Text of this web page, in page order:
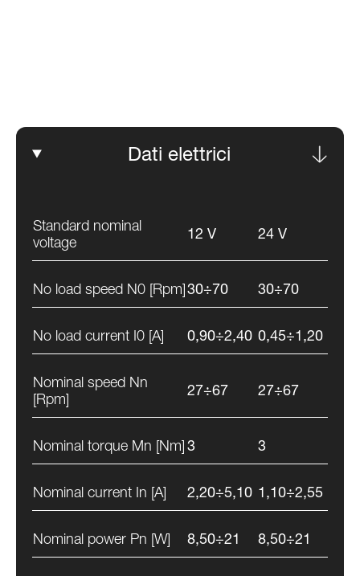
Dati elettrici
Standard nominal
voltage
12 V 24 V
No load speed N0 [Rpm]30÷70 30÷70
No load current I0 [A] 0,90÷2,40 0,45÷1,20
Nominal speed Nn
[Rpm]
27÷67 27÷67
Nominal torque Mn [Nm]3 3
Nominal current In [A] 2,20÷5,10 1,10÷2,55
Nominal power Pn [W] 8,50÷21 8,50÷21